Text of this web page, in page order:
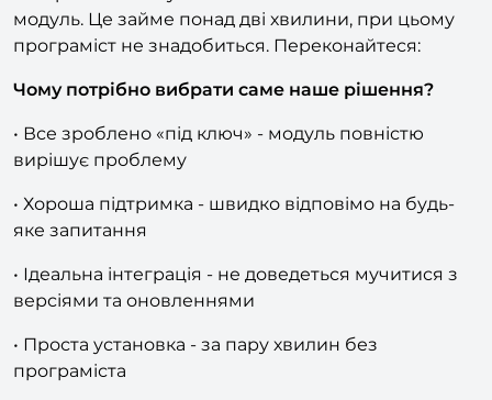
Ви просто оплачуєте та встановлюєте наш
модуль. Це займе понад дві хвилини, при цьому
програміст не знадобиться. Переконайтеся:
Чому потрібно вибрати саме наше рішення?
• Все зроблено «під ключ» - модуль повністю
вирішує проблему
• Хороша підтримка - швидко відповімо на будь-
яке запитання
• Ідеальна інтеграція - не доведеться мучитися з
версіями та оновленнями
• Проста установка - за пару хвилин без